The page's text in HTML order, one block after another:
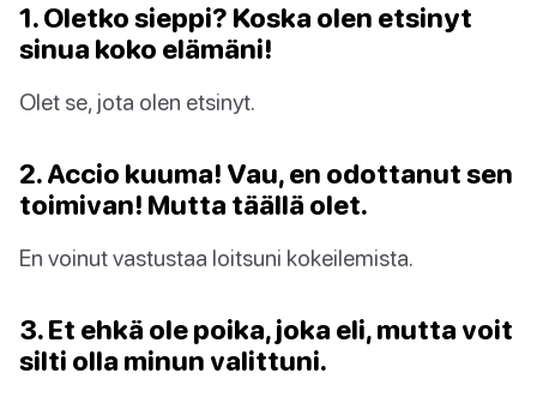
1. Oletko sieppi? Koska olen etsinyt
sinua koko elämäni!
Olet se, jota olen etsinyt.
2. Accio kuuma! Vau, en odottanut sen
toimivan! Mutta täällä olet.
En voinut vastustaa loitsuni kokeilemista.
3. Et ehkä ole poika, joka eli, mutta voit
silti olla minun valittuni.